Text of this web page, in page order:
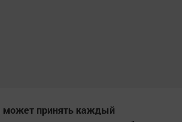
может принять каждый